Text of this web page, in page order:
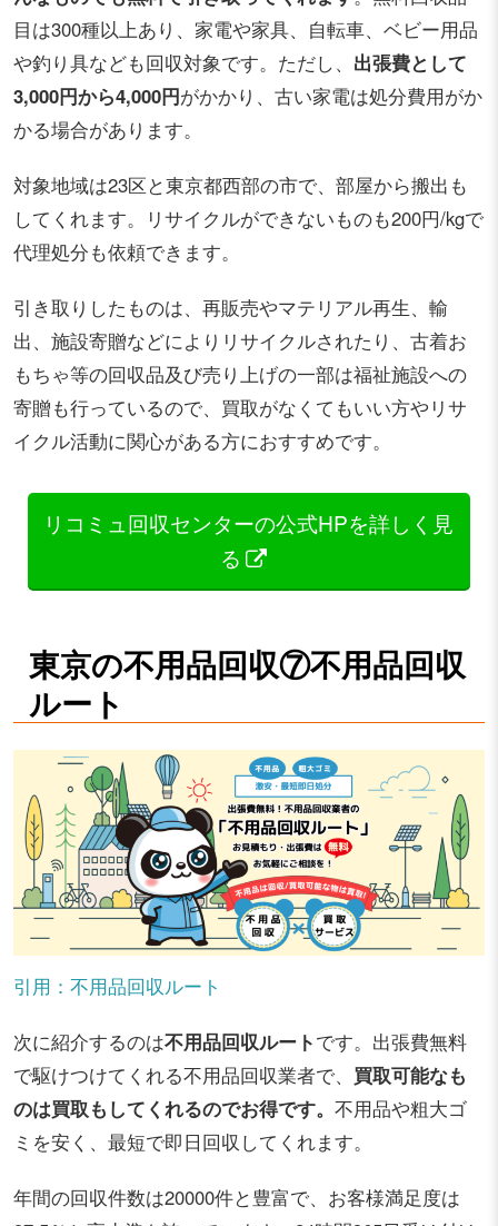
目は300種以上あり、家電や家具、自転車、ベビー用品
や釣り具なども回収対象です。ただし、 出張費として
3,000円から4,000円がかかり、古い家電は処分費用がか
かる場合があります。
対象地域は23区と東京都西部の市で、部屋から搬出も
してくれます。リサイクルができないものも200円/kgで
代理処分も依頼できます。
引き取りしたものは、再販売やマテリアル再生、輸
出、施設寄贈などによりリサイクルされたり、古着お
もちゃ等の回収品及び売り上げの一部は福祉施設への
寄贈も行っているので、買取がなくてもいい方やリサ
イクル活動に関心がある方におすすめです。
リコミュ回収センターの公式HPを詳しく見
る
東京の不用品回収⑦不用品回収
ルート
引用：不用品回収ルート
次に紹介するのは不用品回収ルートです。出張費無料
で駆けつけてくれる不用品回収業者で、 買取可能なも
のは買取もしてくれるのでお得です。 不用品や粗大ゴ
ミを安く、最短で即日回収してくれます。
年間の回収件数は20000件と豊富で、お客様満足度は